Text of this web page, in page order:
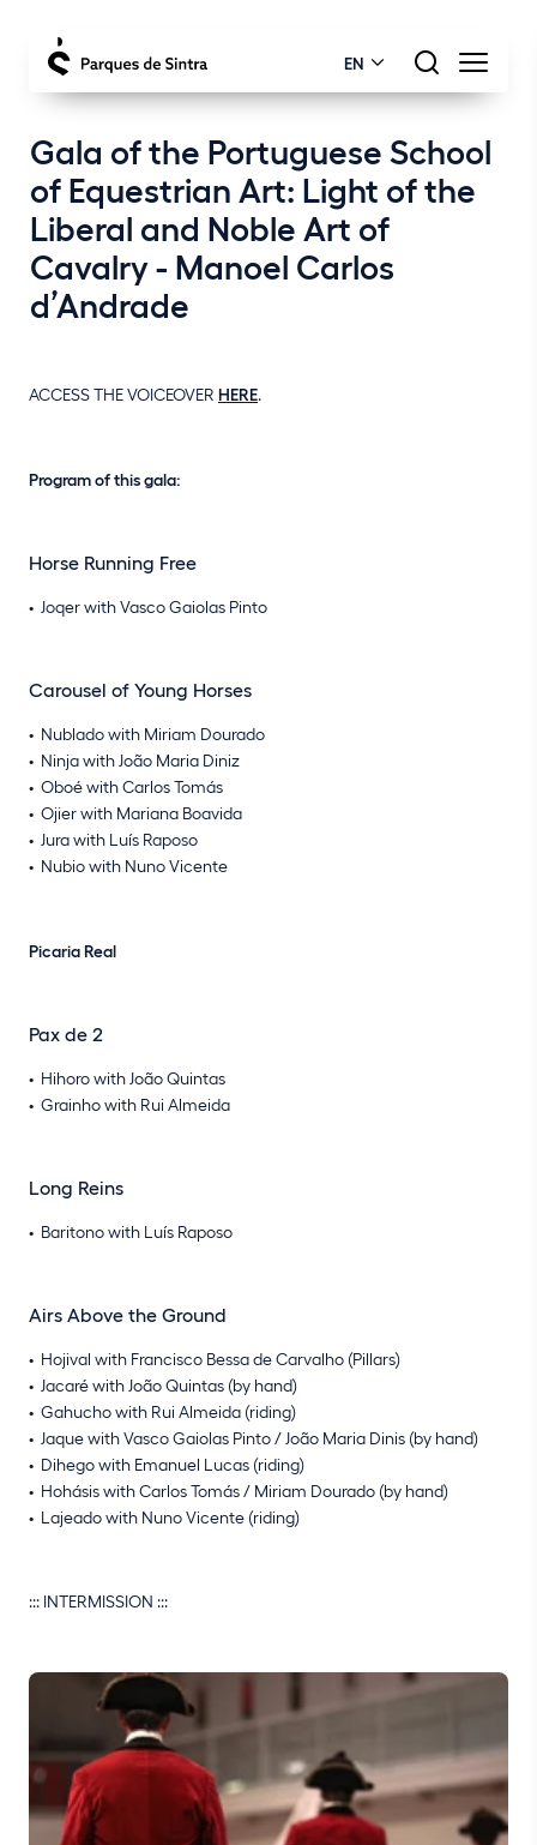
EN
Gala of the Portuguese School
of Equestrian Art: Light of the
Liberal and Noble Art of
Cavalry - Manoel Carlos
d’Andrade
ACCESS THE VOICEOVER HERE.
Program of this gala:
Horse Running Free
Joqer with Vasco Gaiolas Pinto
Carousel of Young Horses
Nublado with Miriam Dourado
Ninja with João Maria Diniz
Oboé with Carlos Tomás
Ojier with Mariana Boavida
Jura with Luís Raposo
Nubio with Nuno Vicente
Picaria Real
Pax de 2
Hihoro with João Quintas
Grainho with Rui Almeida
Long Reins
Baritono with Luís Raposo
Airs Above the Ground
Hojival with Francisco Bessa de Carvalho (Pillars)
Jacaré with João Quintas (by hand)
Gahucho with Rui Almeida (riding)
Jaque with Vasco Gaiolas Pinto / João Maria Dinis (by hand)
Dihego with Emanuel Lucas (riding)
Hohásis with Carlos Tomás / Miriam Dourado (by hand)
Lajeado with Nuno Vicente (riding)
::: INTERMISSION :::